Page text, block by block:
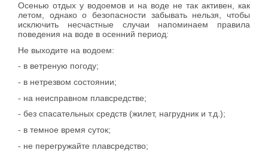
Осенью отдых у водоемов и на воде не так активен, как
летом, однако о безопасности забывать нельзя, чтобы
исключить несчастные случаи напоминаем правила
поведения на воде в осенний период:
Не выходите на водоем:
- в ветреную погоду;
- в нетрезвом состоянии;
- на неисправном плавсредстве;
- без спасательных средств (жилет, нагрудник и т.д.);
- в темное время суток;
- не перегружайте плавсредство;